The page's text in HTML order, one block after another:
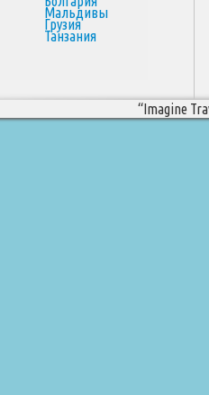
Мальдивы
Грузия
Танзания
“Imagine